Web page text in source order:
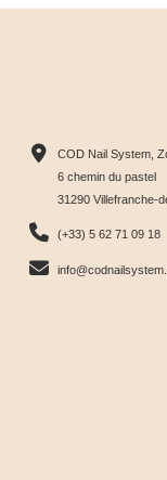
COD Nail System,
6 chemin du pastel
31290 Villefranche-
(+33) 5 62 71 09 18